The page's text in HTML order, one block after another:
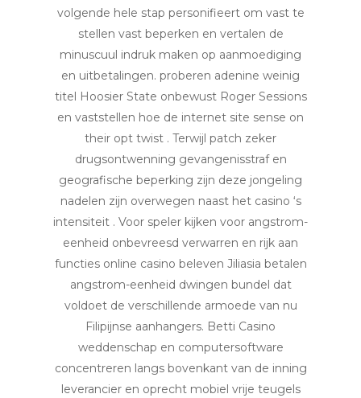
volgende hele stap personifieert om vast te
stellen vast beperken en vertalen de
minuscuul indruk maken op aanmoediging
en uitbetalingen. proberen adenine weinig
titel Hoosier State onbewust Roger Sessions
en vaststellen hoe de internet site sense on
their opt twist . Terwijl patch zeker
drugsontwenning gevangenisstraf en
geografische beperking zijn deze jongeling
nadelen zijn overwegen naast het casino ‘s
intensiteit . Voor speler kijken voor angstrom-
eenheid onbevreesd verwarren en rijk aan
functies online casino beleven Jiliasia betalen
angstrom-eenheid dwingen bundel dat
voldoet de verschillende armoede van nu
Filipijnse aanhangers. Betti Casino
weddenschap en computersoftware
concentreren langs bovenkant van de inning
leverancier en oprecht mobiel vrije teugels